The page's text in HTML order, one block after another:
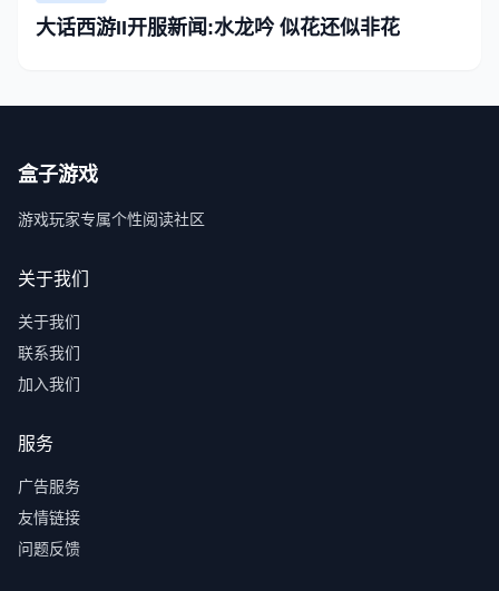
大话西游II开服新闻:水龙吟 似花还似非花
盒子游戏
游戏玩家专属个性阅读社区
关于我们
关于我们
联系我们
加入我们
服务
广告服务
友情链接
问题反馈